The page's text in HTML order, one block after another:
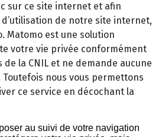
sur ce site internet et afin
de notre site internet,
Matomo est une solution
votre vie privée conformément
la CNIL et ne demande aucune
nous vous permettons
ce service en décochant la